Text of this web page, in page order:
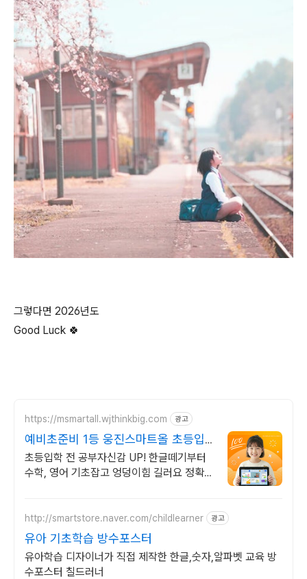
그렇다면 2026년도
Good Luck 🍀
https://msmartall.wjthinkbig.com 광고
예비초준비 1등 웅진스마트올 초등입
학 전 공부준비 끝!
초등입학 전 공부자신감 UP! 한글떼기부터
수학, 영어 기초잡고 엉덩이힘 길러요 정확한
http://smartstore.naver.com/childlearner 광고
유아 기초학습 방수포스터
유아학습 디자이너가 직접 제작한 한글,숫자,알파벳 교육 방
수포스터 칠드러너